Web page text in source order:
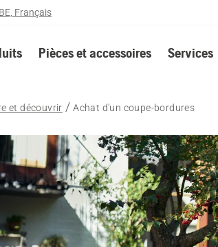
BE, Français
Pièces et accessoires Services
et découvrir Achat d'un coupe-bordures